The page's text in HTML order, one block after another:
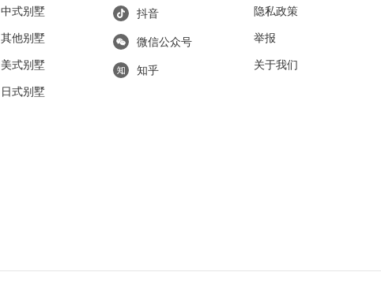
中式别墅
其他别墅
美式别墅
日式别墅
抖音
微信公众号
知乎
隐私政策
举报
关于我们